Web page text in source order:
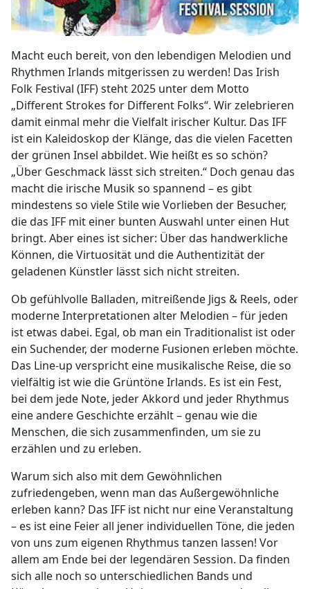
Macht euch bereit, von den lebendigen Melodien und
Rhythmen Irlands mitgerissen zu werden! Das Irish
Folk Festival (IFF) steht 2025 unter dem Motto
„Different Strokes for Different Folks“. Wir zelebrieren
damit einmal mehr die Vielfalt irischer Kultur. Das IFF
ist ein Kaleidoskop der Klänge, das die vielen Facetten
der grünen Insel abbildet. Wie heißt es so schön?
„Über Geschmack lässt sich streiten.“ Doch genau das
macht die irische Musik so spannend – es gibt
mindestens so viele Stile wie Vorlieben der Besucher,
die das IFF mit einer bunten Auswahl unter einen Hut
bringt. Aber eines ist sicher: Über das handwerkliche
Können, die Virtuosität und die Authentizität der
geladenen Künstler lässt sich nicht streiten.
Ob gefühlvolle Balladen, mitreißende Jigs & Reels, oder
moderne Interpretationen alter Melodien – für jeden
ist etwas dabei. Egal, ob man ein Traditionalist ist oder
ein Suchender, der moderne Fusionen erleben möchte.
Das Line-up verspricht eine musikalische Reise, die so
vielfältig ist wie die Grüntöne Irlands. Es ist ein Fest,
bei dem jede Note, jeder Akkord und jeder Rhythmus
eine andere Geschichte erzählt – genau wie die
Menschen, die sich zusammenfinden, um sie zu
erzählen und zu erleben.
Warum sich also mit dem Gewöhnlichen
zufriedengeben, wenn man das Außergewöhnliche
erleben kann? Das IFF ist nicht nur eine Veranstaltung
– es ist eine Feier all jener individuellen Töne, die jeden
von uns zum eigenen Rhythmus tanzen lassen! Vor
allem am Ende bei der legendären Session. Da finden
sich alle noch so unterschiedlichen Bands und